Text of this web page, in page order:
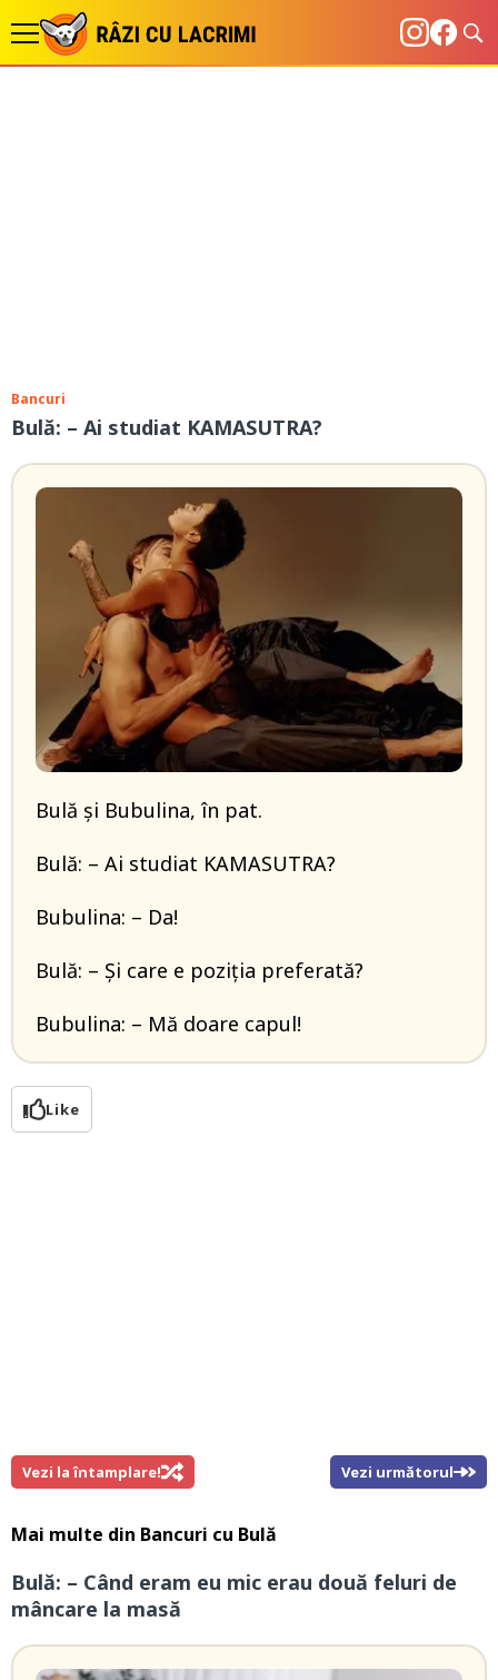
Bancuri
Bulă: – Ai studiat KAMASUTRA?
Bulă și Bubulina, în pat.
Bulă: – Ai studiat KAMASUTRA?
Bubulina: – Da!
Bulă: – Și care e poziția preferată?
Bubulina: – Mă doare capul!
Like
Vezi la întamplare! Vezi următorul
Mai multe din Bancuri cu Bulă
Bulă: – Când eram eu mic erau două feluri de
mâncare la masă